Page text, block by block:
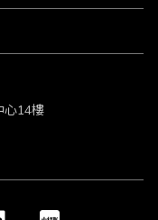
心14樓